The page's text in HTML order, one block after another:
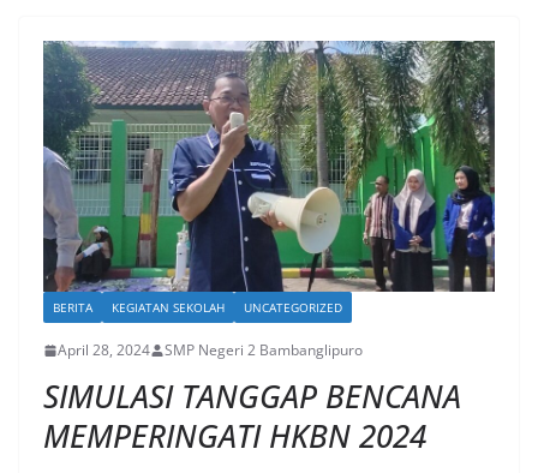
BERITA KEGIATAN SEKOLAH UNCATEGORIZED
April 28, 2024 SMP Negeri 2 Bambanglipuro
SIMULASI TANGGAP BENCANA
MEMPERINGATI HKBN 2024